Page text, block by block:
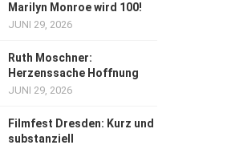
Marilyn Monroe wird 100!
JUNI 29, 2026
Ruth Moschner:
Herzenssache Hoffnung
JUNI 29, 2026
Filmfest Dresden: Kurz und
substanziell